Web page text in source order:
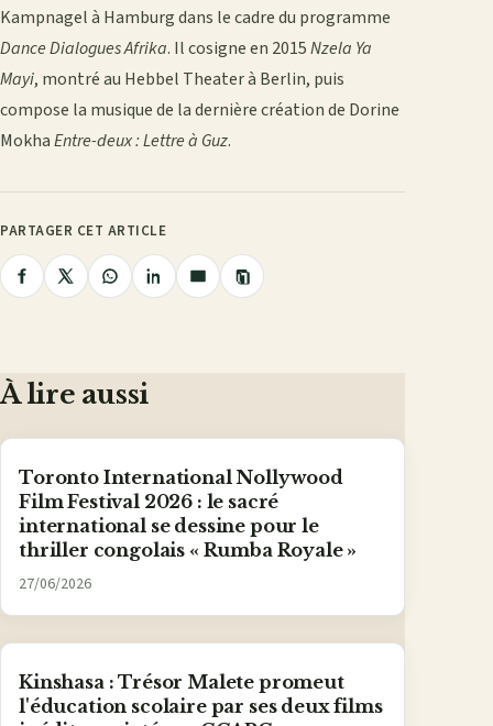
Kampnagel à Hamburg dans le cadre du programme
Dance Dialogues Afrika. Il cosigne en 2015Nzela Ya
Mayi, montré au Hebbel Theater à Berlin, puis
compose la musique de la dernière création de Dorine
MokhaEntre-deux : Lettre à Guz.
PARTAGER CET ARTICLE
PartagerPartagerPartagerPartagerPartager
Copier
le
À lire aussi
Toronto International Nollywood
Film Festival 2026 : le sacré
international se dessine pour le
thriller congolais « Rumba Royale »
27/06/2026
Kinshasa : Trésor Malete promeut
l'éducation scolaire par ses deux films